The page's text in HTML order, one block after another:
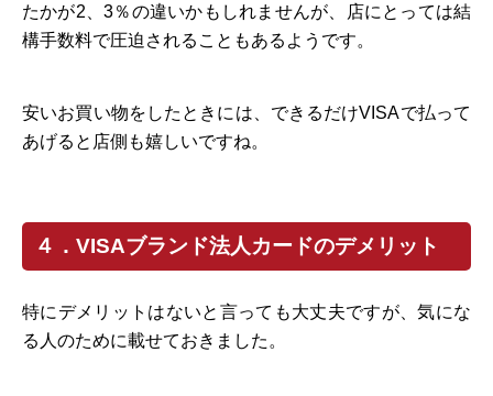
たかが2、3％の違いかもしれませんが、店にとっては結
構手数料で圧迫されることもあるようです。
安いお買い物をしたときには、できるだけVISAで払って
あげると店側も嬉しいですね。
４．VISAブランド法人カードのデメリット
特にデメリットはないと言っても大丈夫ですが、気にな
る人のために載せておきました。